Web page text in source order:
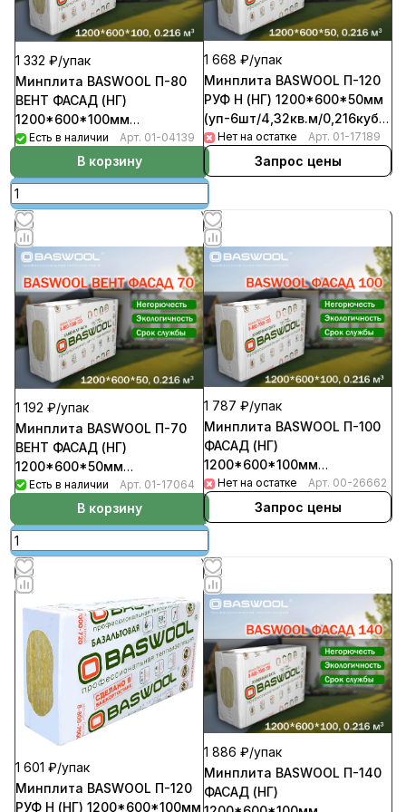
1 332 ₽/упак
Минплита BASWOOL П-80
ВЕНТ ФАСАД (НГ)
1200*600*100мм
(уп-3шт/2,16кв.м/0,216куб.м)
(32уп/пал)
Есть в наличии Арт. 01-04139
В корзину
1 668 ₽/упак
Минплита BASWOOL П-120
РУФ Н (НГ) 1200*600*50мм
(уп-6шт/4,32кв.м/0,216куб.м)
(32уп/пал)
Нет на остатке Арт. 01-17189
Запрос цены
1 192 ₽/упак
Минплита BASWOOL П-70
ВЕНТ ФАСАД (НГ)
1200*600*50мм
(уп-6шт/4,32кв.м/0,216куб.м)
(32уп/пал)
Есть в наличии Арт. 01-17064
В корзину
1 787 ₽/упак
Минплита BASWOOL П-100
ФАСАД (НГ)
1200*600*100мм
(уп-3шт/2,16кв.м/0,216куб.м)
(32уп/пал)
Нет на остатке Арт. 00-26662
Запрос цены
1 601 ₽/упак
Минплита BASWOOL П-120
РУФ Н (НГ) 1200*600*100мм
1 886 ₽/упак
Минплита BASWOOL П-140
ФАСАД (НГ)